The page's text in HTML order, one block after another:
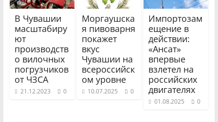
В Чувашии
масштабиру
ют
производств
о вилочных
погрузчиков
от ЧЗСА
21.12.2023 0
Моргаушска
я пивоварня
покажет
вкус
Чувашии на
всероссийск
ом уровне
10.07.2025 0
Импортозам
ещение в
действии:
«Ансат»
впервые
взлетел на
российских
двигателях
01.08.2025 0